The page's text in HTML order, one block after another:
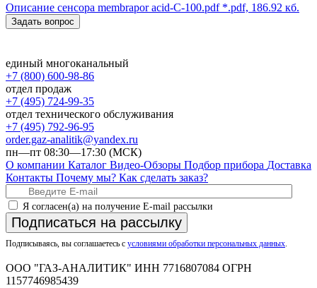
Описание сенсора membrapor acid-C-100.pdf*.pdf, 186.92 кб.
Задать вопрос
единый многоканальный
+7 (800) 600-98-86
отдел продаж
+7 (495) 724-99-35
отдел технического обслуживания
+7 (495) 792-96-95
order.gaz-analitik@yandex.ru
пн—пт 08:30—17:30 (МСК)
О компании Каталог Видео-Обзоры Подбор прибора Доставка
Контакты Почему мы? Как сделать заказ?
Я согласен(а) на получение E-mail рассылки
Подписаться на рассылку
Подписываясь, вы соглашаетесь с условиями обработки персональных данных.
ООО "ГАЗ-АНАЛИТИК" ИНН 7716807084 ОГРН
1157746985439